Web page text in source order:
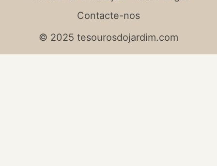
Contacte-nos
© 2025 tesourosdojardim.com